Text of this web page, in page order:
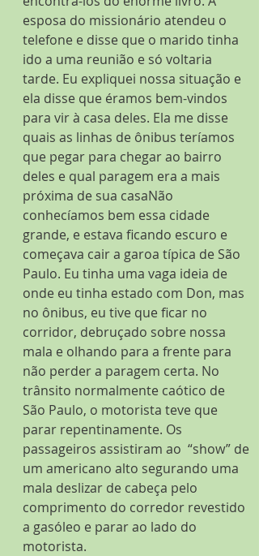
esposa do missionário atendeu o
telefone e disse que o marido tinha
ido a uma reunião e só voltaria
tarde. Eu expliquei nossa situação e
ela disse que éramos bem-vindos
para vir à casa deles. Ela me disse
quais as linhas de ônibus teríamos
que pegar para chegar ao bairro
deles e qual paragem era a mais
próxima de sua casaNão
conhecíamos bem essa cidade
grande, e estava ficando escuro e
começava cair a garoa típica de São
Paulo. Eu tinha uma vaga ideia de
onde eu tinha estado com Don, mas
no ônibus, eu tive que ficar no
corridor, debruçado sobre nossa
mala e olhando para a frente para
não perder a paragem certa. No
trânsito normalmente caótico de
São Paulo, o motorista teve que
parar repentinamente. Os
passageiros assistiram ao  “show” de
um americano alto segurando uma
mala deslizar de cabeça pelo
comprimento do corredor revestido
a gasóleo e parar ao lado do
motorista.